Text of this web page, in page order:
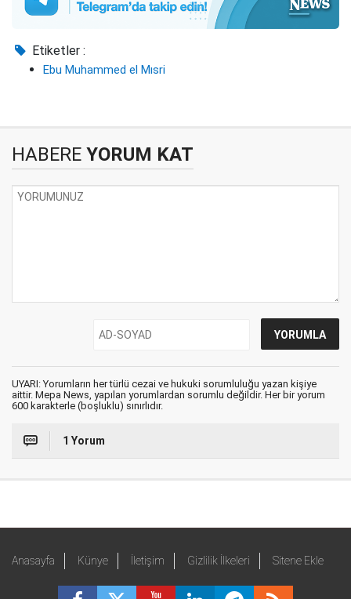
Etiketler :
Ebu Muhammed el Mısri
HABERE YORUM KAT
UYARI: Yorumların her türlü cezai ve hukuki sorumluluğu yazan kişiye
aittir. Mepa News, yapılan yorumlardan sorumlu değildir. Her bir yorum
600 karakterle (boşluklu) sınırlıdır.
1 Yorum
Anasayfa Künye İletişim Gizlilik İlkeleri Sitene Ekle